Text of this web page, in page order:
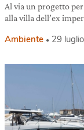
Al via un progetto
alla villa dell’ex
Ambiente 29